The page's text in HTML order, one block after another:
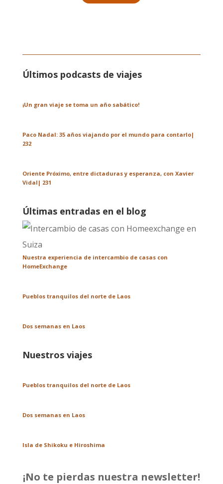
Últimos podcasts de viajes
¡Un gran viaje se toma un año sabático!
Paco Nadal: 35 años viajando por el mundo para contarlo|
232
Oriente Próximo, entre dictaduras y esperanza, con Xavier
Vidal| 231
Últimas entradas en el blog
Nuestra experiencia de intercambio de casas con
HomeExchange
Pueblos tranquilos del norte de Laos
Dos semanas en Laos
Nuestros viajes
Pueblos tranquilos del norte de Laos
Dos semanas en Laos
Isla de Shikoku e Hiroshima
¡No te pierdas nuestra newsletter!